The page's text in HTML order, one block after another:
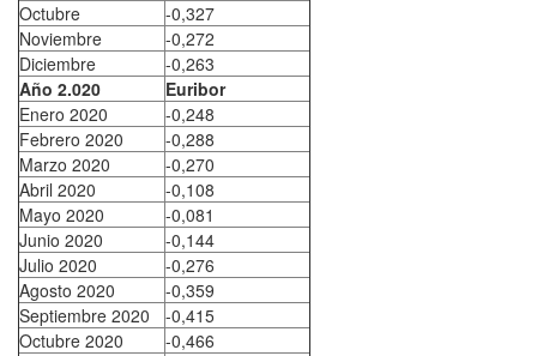
Octubre
-0,327
Noviembre
-0,272
Diciembre
-0,263
Año 2.020
Euribor
Enero 2020
-0,248
Febrero 2020
-0,288
Marzo 2020
-0,270
Abril 2020
-0,108
Mayo 2020
-0,081
Junio 2020
-0,144
Julio 2020
-0,276
Agosto 2020
-0,359
Septiembre 2020
-0,415
Octubre 2020
-0,466